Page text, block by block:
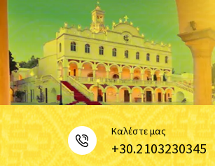
Καλέστε μας
+30.2103230345